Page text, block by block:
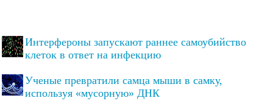
Интерфероны запускают раннее самоубийство
клеток в ответ на инфекцию
Ученые превратили самца мыши в самку,
используя «мусорную» ДНК